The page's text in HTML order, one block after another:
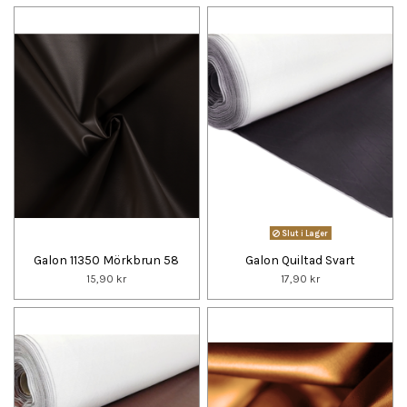
Galon 11350 Mörkbrun 58
15,90 kr
Slut i Lager
Galon Quiltad Svart
17,90 kr